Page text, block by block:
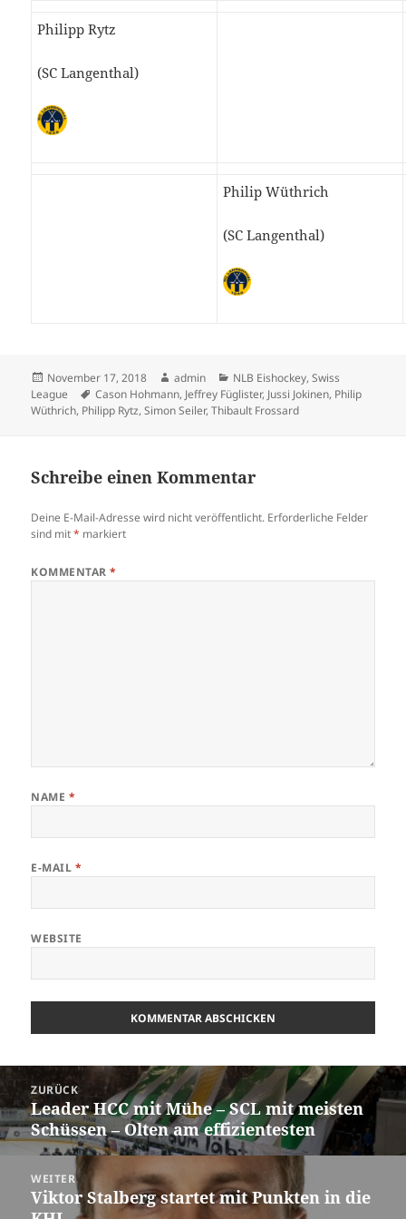
Philipp Rytz
(SC Langenthal)
Philip Wüthrich
(SC Langenthal)
Veröffentlicht
am
November 17, 2018 Autor
admin Kategorien
NLB Eishockey,Swiss
League
Schlagwörter
Cason Hohmann, Jeffrey Füglister, Jussi Jokinen, Philip
Wüthrich, Philipp Rytz,Simon Seiler,Thibault Frossard
Schreibe einen Kommentar
Deine E-Mail-Adresse wird nicht veröffentlicht. Erforderliche Felder
sind mit* markiert
KOMMENTAR*
NAME *
E-MAIL *
WEBSITE
Beitrags-
Navigation
ZURÜCK
Vorheriger
Beitrag:
Leader HCC mit Mühe – SCL mit meisten
Schüssen – Olten am effizientesten
WEITER
Nächster
Viktor Stalberg startet mit Punkten in die